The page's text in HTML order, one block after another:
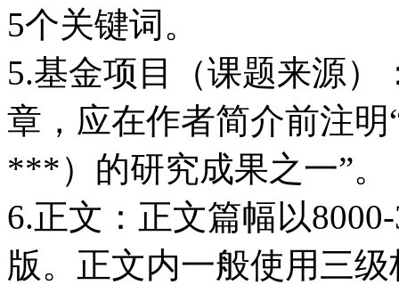
5个关键词。
5.基金项目（课题来源
章，应在作者简介前注
***）的研究成果之一”。
6.正文：正文篇幅以
版。正文内一般使用三